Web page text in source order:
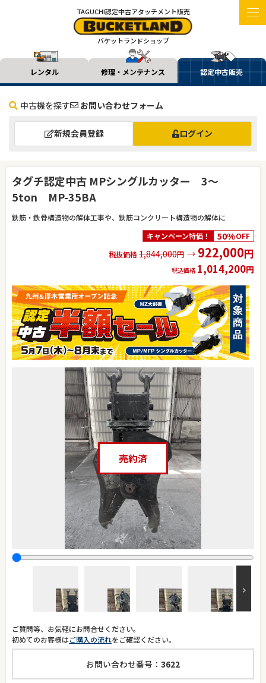
TAGUCHI認定中古アタッチメント販売
バケットランドショップ
レンタル 修理・メンテナンス 認定中古販売
中古機を探す お問い合わせフォーム
新規会員登録 ログイン
タグチ認定中古 MPシングルカッター 3～
5ton MP-35BA
鉄筋・鉄骨構造物の解体工事や、鉄筋コンクリート構造物の解体に
キャンペーン特価！
50%OFF
税抜価格1,844,000円 → 922,000円
税込価格 1,014,200円
売約済
ご質問等、お気軽にお問合せください。
初めてのお客様はご購入の流れをご確認ください。
お問い合わせ番号： 3622